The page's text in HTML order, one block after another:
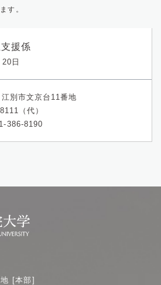
す。
日
援係
別市文京台11番地
（代）
386-8190
[本部]